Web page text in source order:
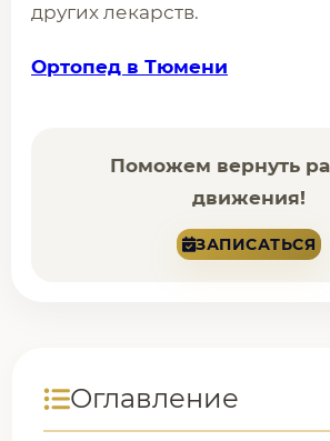
других лекарств.
Ортопед в Тюмени
Поможем вернуть
движения!
ЗАПИСАТЬСЯ
Оглавление